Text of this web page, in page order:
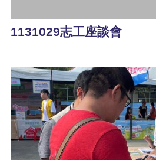
1131029志工座談會